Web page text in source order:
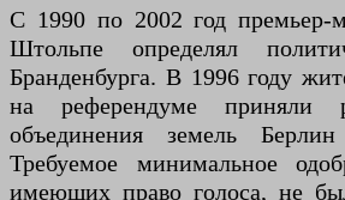
С 1990 по 2002 год премьер-
Штольпе определял
Бранденбурга. В 1996 году
на референдуме приняли
объединения земель
Требуемое минимальное
имеющих право голоса, не